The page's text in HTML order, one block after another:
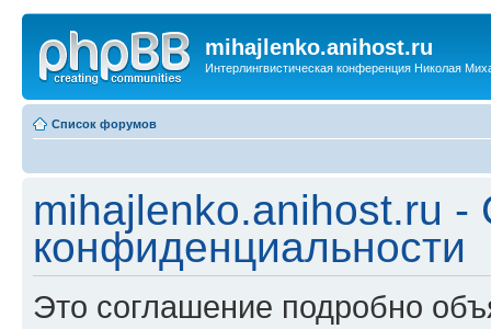
mihajlenko.anihost.ru
Интерлингвистическая конференция Николая
Список форумов
mihajlenko.anihost.ru -
конфиденциальности
Это соглашение подробно